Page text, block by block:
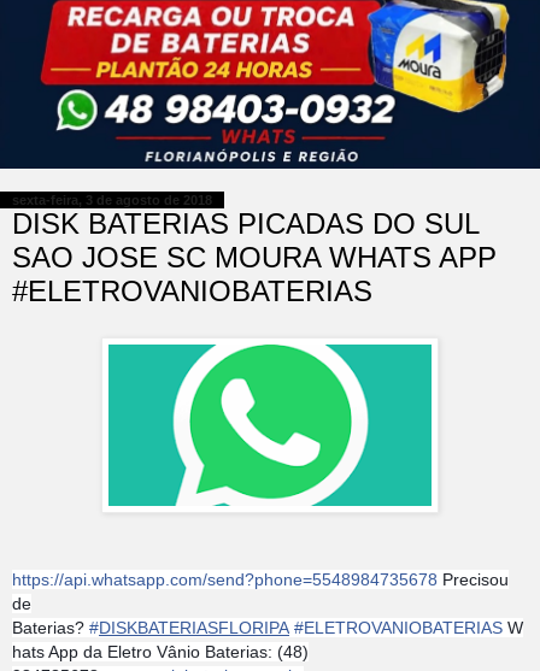
sexta-feira, 3 de agosto de 2018
DISK BATERIAS PICADAS DO SUL
SAO JOSE SC MOURA WHATS APP
#ELETROVANIOBATERIAS
https://api.whatsapp.com/send?phone=5548984735678 Precisou
de
Baterias? #DISKBATERIASFLORIPA #ELETROVANIOBATERIAS W
hats App da Eletro Vânio Baterias: (48)